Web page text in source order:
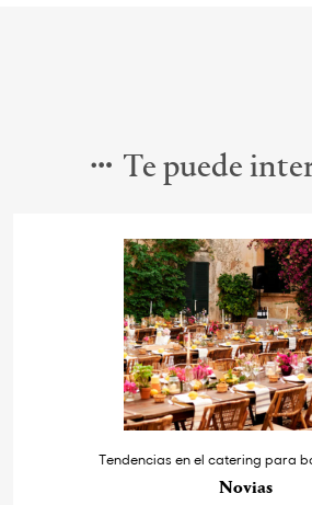
Te puede
Tendencias en el catering para
Novias